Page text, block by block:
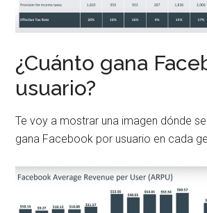
¿Cuánto gana
usuario?
Te voy a mostrar una imagen dónde
gana Facebook por usuario en cada